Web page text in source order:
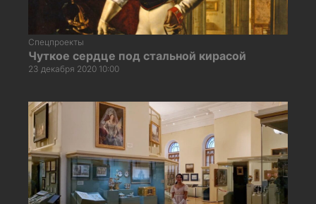
Спецпроекты
Чуткое сердце под стальной кирасой
23 декабря 2020 10:00